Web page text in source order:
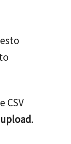
CSV
upload.